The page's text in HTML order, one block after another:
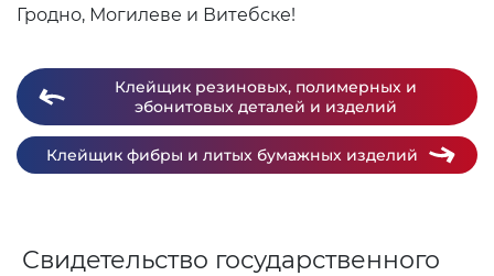
Гродно, Могилеве и Витебске!
Клейщик резиновых, полимерных и
эбонитовых деталей и изделий
Клейщик фибры и литых бумажных изделий
Свидетельство государственного